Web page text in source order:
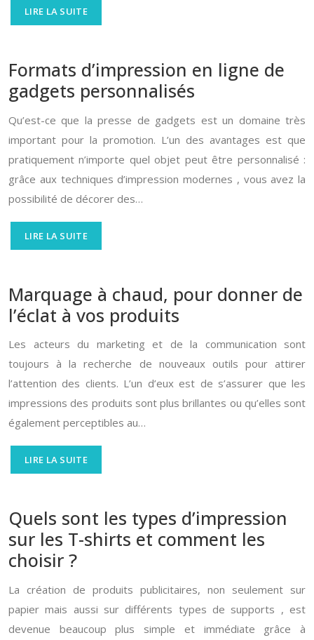
LIRE LA SUITE
Formats d’impression en ligne de
gadgets personnalisés
Qu’est-ce que la presse de gadgets est un domaine très
important pour la promotion. L’un des avantages est que
pratiquement n’importe quel objet peut être personnalisé :
grâce aux techniques d’impression modernes , vous avez la
possibilité de décorer des…
LIRE LA SUITE
Marquage à chaud, pour donner de
l’éclat à vos produits
Les acteurs du marketing et de la communication sont
toujours à la recherche de nouveaux outils pour attirer
l’attention des clients. L’un d’eux est de s’assurer que les
impressions des produits sont plus brillantes ou qu’elles sont
également perceptibles au…
LIRE LA SUITE
Quels sont les types d’impression
sur les T-shirts et comment les
choisir ?
La création de produits publicitaires, non seulement sur
papier mais aussi sur différents types de supports , est
devenue beaucoup plus simple et immédiate grâce à